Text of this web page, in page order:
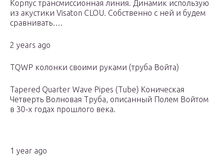
Корпус трансмиссионная линия. Динамик использую
из акустики Visaton CLOU. Собственно с ней и будем
сравнивать….
2 years ago
TQWP колонки своими руками (труба Войта)
Tapered Quarter Wave Pipes (Tube) Коническая
Четверть Волновая Труба, описанный Полем Войтом
в 30-х годах прошлого века.
1 year ago